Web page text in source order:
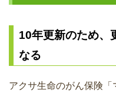
10年更新のため、
なる
アクサ生命のがん保険